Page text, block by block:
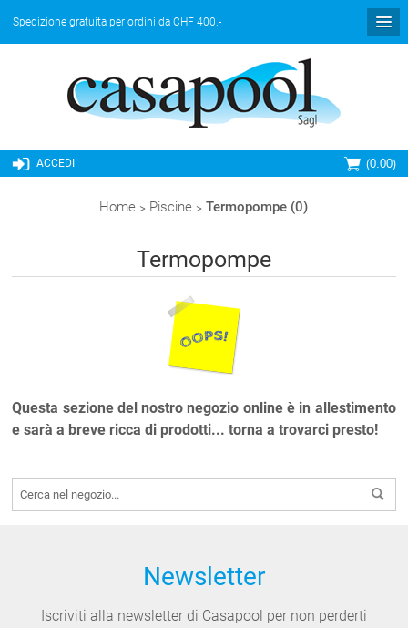
Spedizione gratuita per ordini da CHF 400.-
ACCEDI (0.00)
Home > Piscine > Termopompe (0)
Termopompe
Questa sezione del nostro negozio online è in allestimento
e sarà a breve ricca di prodotti... torna a trovarci presto!
Newsletter
Iscriviti alla newsletter di Casapool per non perderti